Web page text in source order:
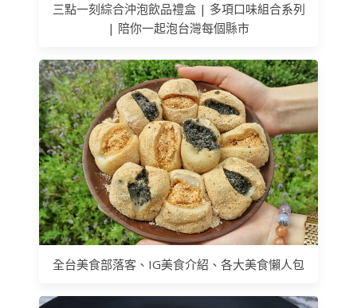
三點一刻綜合沖泡飲品禮盒 | 多項口味組合系列
| 陪你一起泡台灣每個縣市
全台美食部落客、IG美食介紹、各大美食懶人包